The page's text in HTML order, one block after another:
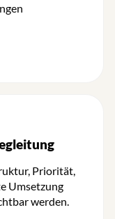
Priorität,
Umsetzung
werden.